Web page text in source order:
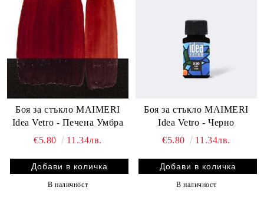
Боя за стъкло MAIMERI
Idea Vetro - Печена Умбра
€5.80
11.34лв.
В наличност
Боя за стъкло MAIMERI
Idea Vetro - Черно
€5.80
11.34лв.
В наличност